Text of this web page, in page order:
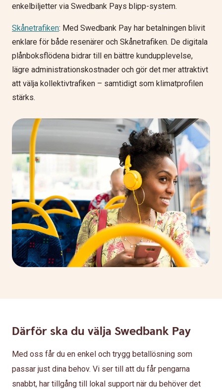
enkelbiljetter via Swedbank Pays blipp-system.
Skånetrafiken: Med Swedbank Pay har betalningen blivit
enklare för både resenärer och Skånetrafiken. De digitala
plånboksflödena bidrar till en bättre kundupplevelse,
lägre administrationskostnader och gör det mer attraktivt
att välja kollektivtrafiken – samtidigt som klimatprofilen
stärks.
Därför ska du välja Swedbank Pay
Med oss får du en enkel och trygg betallösning som
passar just dina behov. Vi ser till att du får pengarna
snabbt, har tillgång till lokal support när du behöver det